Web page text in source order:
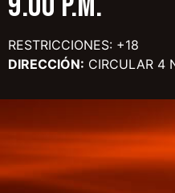
RESTRICCIONES: +18
DIRECCIÓN: CIRCULAR 4